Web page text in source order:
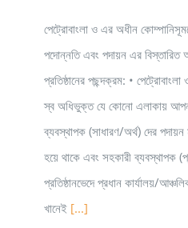
পেট্রোবাংলা ও এর অধীন
পদোন্নতি এবং পদায়ন এর
প্রতিষ্ঠানের পছন্দক্রম: •
স্ব অধিভুক্ত যে কোনো এলাকায়
ব্যবস্থাপক (সাধারণ/অর্থ) দের পদায়ন
হয়ে থাকে এবং সহকারী ব্যবস্থাপক
প্রতিষ্ঠানভেদে প্রধান কার্যালয়/
খানেই [...]